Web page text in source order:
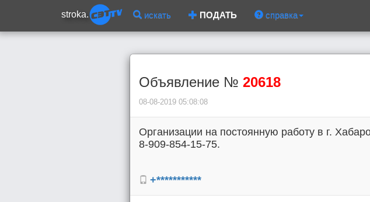
stroka. искать ПОДАТЬ справка
Объявление № 20618
08-08-2019 05:08:08
Организации на постоянную работу в г.
8-909-854-15-75.
+***********